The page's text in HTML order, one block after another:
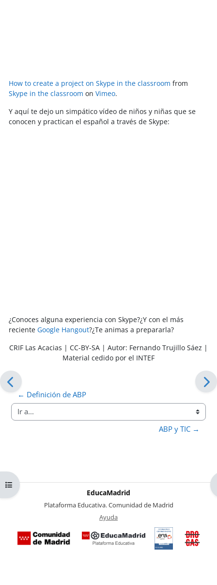
Abrir índice del curso
How to create a project on Skype in the classroom from
Skype in the classroom on Vimeo.
Y aquí te dejo un simpático vídeo de niños y niñas que se
conocen y practican el español a través de Skype:
¿Conoces alguna experiencia con Skype?¿Y con el más
reciente Google Hangout?¿Te animas a prepararla?
CRIF Las Acacias | CC-BY-SA | Autor: Fernando Trujillo Sáez |
Material cedido por el INTEF
← Definición de ABP
Ir a...
ABP y TIC →
EducaMadrid
Plataforma Educativa. Comunidad de Madrid
Ayuda
Certificación
de
conformidad
con el del